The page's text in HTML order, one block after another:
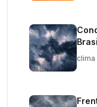
clima